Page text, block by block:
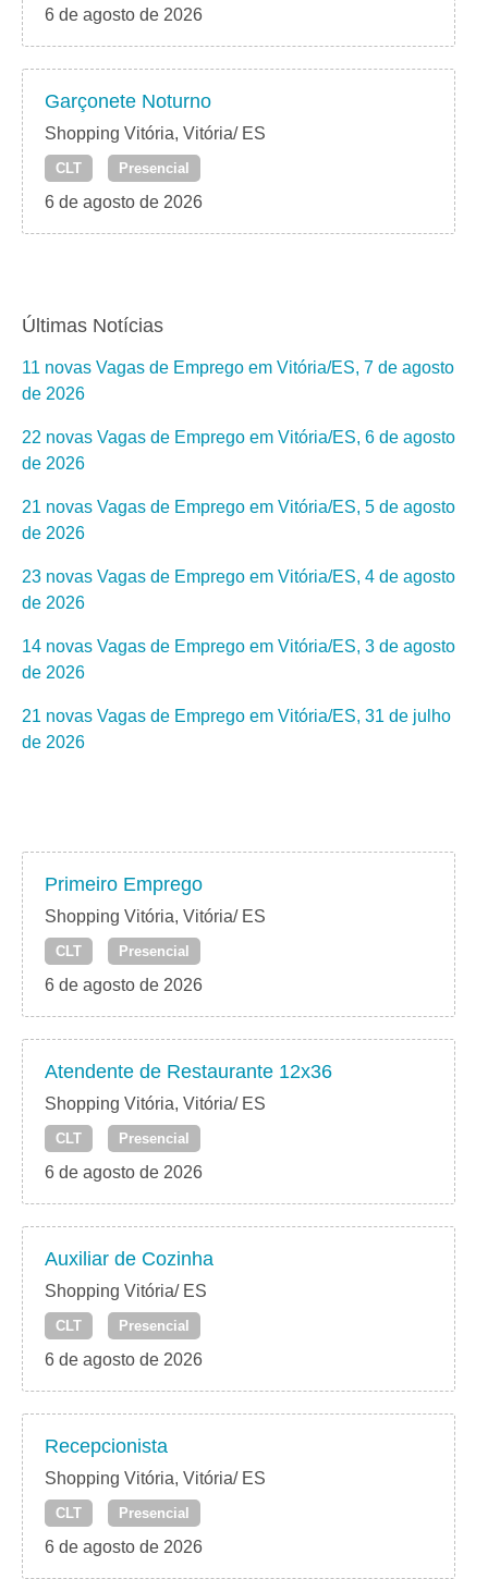
6 de agosto de 2026
Garçonete Noturno
Shopping Vitória, Vitória/ ES
CLT Presencial
6 de agosto de 2026
Últimas Notícias
11 novas Vagas de Emprego em Vitória/ES, 7 de agosto
de 2026
22 novas Vagas de Emprego em Vitória/ES, 6 de agosto
de 2026
21 novas Vagas de Emprego em Vitória/ES, 5 de agosto
de 2026
23 novas Vagas de Emprego em Vitória/ES, 4 de agosto
de 2026
14 novas Vagas de Emprego em Vitória/ES, 3 de agosto
de 2026
21 novas Vagas de Emprego em Vitória/ES, 31 de julho
de 2026
Primeiro Emprego
Shopping Vitória, Vitória/ ES
CLT Presencial
6 de agosto de 2026
Atendente de Restaurante 12x36
Shopping Vitória, Vitória/ ES
CLT Presencial
6 de agosto de 2026
Auxiliar de Cozinha
Shopping Vitória/ ES
CLT Presencial
6 de agosto de 2026
Recepcionista
Shopping Vitória, Vitória/ ES
CLT Presencial
6 de agosto de 2026